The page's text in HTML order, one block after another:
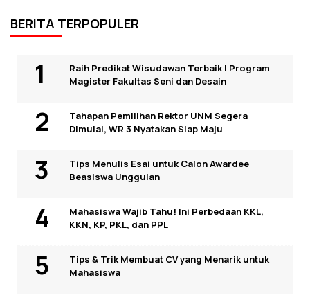
BERITA TERPOPULER
Raih Predikat Wisudawan Terbaik I Program
Magister Fakultas Seni dan Desain
Tahapan Pemilihan Rektor UNM Segera
Dimulai, WR 3 Nyatakan Siap Maju
Tips Menulis Esai untuk Calon Awardee
Beasiswa Unggulan
Mahasiswa Wajib Tahu! Ini Perbedaan KKL,
KKN, KP, PKL, dan PPL
Tips & Trik Membuat CV yang Menarik untuk
Mahasiswa